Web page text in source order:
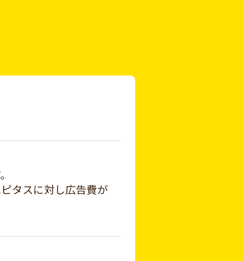
タスに対し広告費が